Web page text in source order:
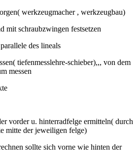
werkzeugmacher , werkzeugbau)
mit schraubzwingen festsetzen
des lineals
tiefenmesslehre-schieber),,, von dem
messen
vorder u. hinterradfelge ermitteln( durch
mitte der jeweiligen felge)
sollte sich vorne wie hinten der